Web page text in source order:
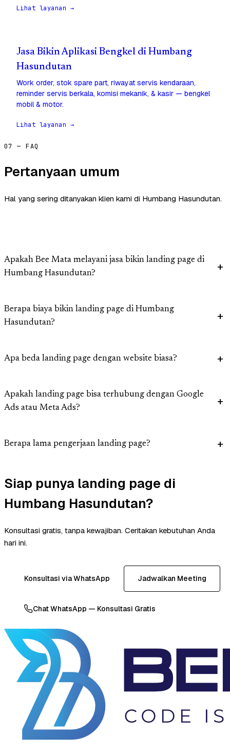
Lihat layanan →
Jasa Bikin Aplikasi Bengkel di Humbang
Hasundutan
Work order, stok spare part, riwayat servis kendaraan,
reminder servis berkala, komisi mekanik, & kasir — bengkel
mobil & motor.
Lihat layanan →
07 — FAQ
Pertanyaan umum
Hal yang sering ditanyakan klien kami di Humbang Hasundutan.
Apakah Bee Mata melayani jasa bikin landing page di
Humbang Hasundutan?
Berapa biaya bikin landing page di Humbang
Hasundutan?
Apa beda landing page dengan website biasa?
Apakah landing page bisa terhubung dengan Google
Ads atau Meta Ads?
Berapa lama pengerjaan landing page?
Siap punya landing page di
Humbang Hasundutan?
Konsultasi gratis, tanpa kewajiban. Ceritakan kebutuhan Anda
hari ini.
Konsultasi via WhatsApp Jadwalkan Meeting
Chat WhatsApp — Konsultasi Gratis